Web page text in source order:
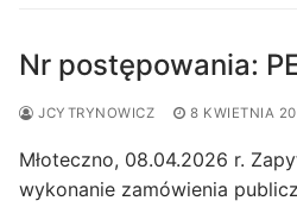
Nr postępowania:
JCYTRYNOWICZ 8 KWIETNIA
Młoteczno, 08.04.2026 r.
wykonanie zamówienia